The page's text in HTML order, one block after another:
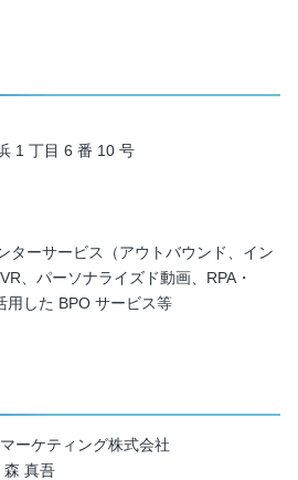
1 丁目 6 番 10 号
ターサービス（アウトバウンド、イン
、パーソナライズド動画、RPA・
用した BPO サービス等
ーケティング株式会社
森 真吾